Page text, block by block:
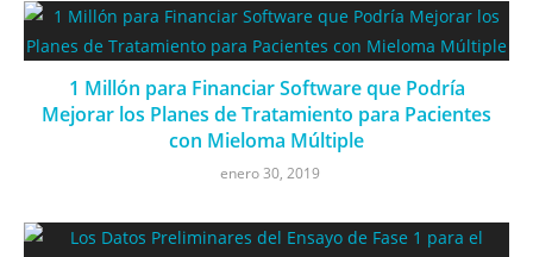
1 Millón para Financiar Software que Podría
Mejorar los Planes de Tratamiento para Pacientes
con Mieloma Múltiple
enero 30, 2019